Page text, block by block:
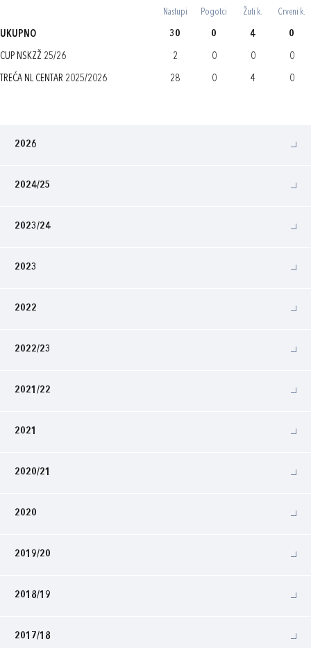
Nastupi Pogotci Žuti k. Crveni k.
UKUPNO 30 0 4 0
CUP NSKZŽ 25/26 2 0 0 0
TREĆA NL CENTAR 2025/2026 28 0 4 0
2026
2024/25
2023/24
2023
2022
2022/23
2021/22
2021
2020/21
2020
2019/20
2018/19
2017/18